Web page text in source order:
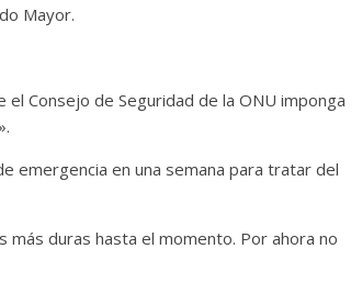
Mayor.
Consejo de Seguridad de la ONU imponga
emergencia en una semana para tratar del
más duras hasta el momento. Por ahora no